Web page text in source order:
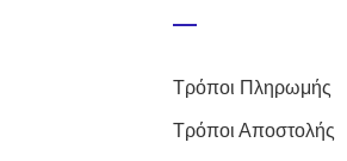
Τρόποι Πληρωμής
Τρόποι Αποστολής